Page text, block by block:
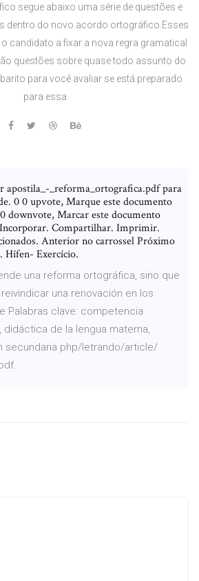
segue abaixo uma série de questões e
dentro do novo acordo ortográfico.Esses
candidato a fixar a nova regra gramatical
questões sobre quase todo assunto do
para você avaliar se está preparado
para essa
apostila_-_reforma_ortografica.pdf para
0 0 upvote, Marque este documento
downvote, Marcar este documento
Compartilhar. Imprimir.
Anterior no carrossel Próximo
Hífen- Exercício.
una reforma ortográfica, sino que
una renovación en los
Palabras clave: competencia
didáctica de la lengua materna,
secundaria php/letrando/article/